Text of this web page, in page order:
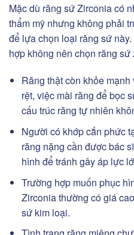
Mặc dù răng sứ Zirconia có
thẩm mỹ nhưng không phải
để lựa chọn loại răng sứ
hợp không nên chọn răng sứ
Răng thật còn khỏe
rệt, việc mài răng để bọc
cấu trúc răng tự nhiên
Người có khớp cắn phức
răng nặng cần được bác
hình để tránh gây áp lực
Trường hợp muốn phục
Zirconia thường có giá
sứ kim loại.